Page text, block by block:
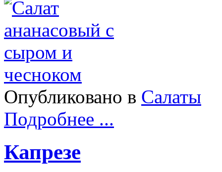
Опубликовано в Салаты
Подробнее ...
Капрезе